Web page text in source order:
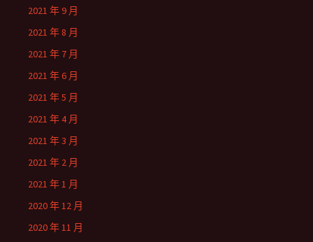
2021 年 9 月
2021 年 8 月
2021 年 7 月
2021 年 6 月
2021 年 5 月
2021 年 4 月
2021 年 3 月
2021 年 2 月
2021 年 1 月
2020 年 12 月
2020 年 11 月